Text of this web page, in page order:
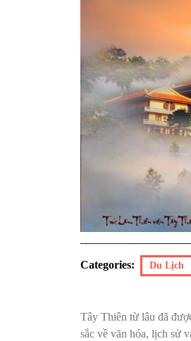
Categories: Du Lịch
Tây Thiên từ lâu đã
sắc về văn hóa, lịch sử